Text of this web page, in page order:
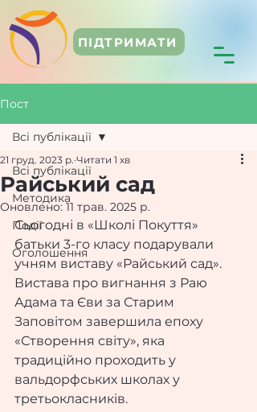
ПІДТРИМАТИ
Пост
Всі публікації
Методика
Події
Оголошення
Всі публікації
Райський сад
21 груд. 2023 р. Читати 1 хв
Оновлено:11 трав. 2025 р.
Сьогодні в «Школі Покуття»
батьки 3-го класу подарували
учням виставу «Райський сад».
Вистава про вигнання з Раю
Адама та Єви за Старим
Заповітом завершила епоху
«Створення світу», яка
традиційно проходить у
вальдорфських школах у
третьокласників.